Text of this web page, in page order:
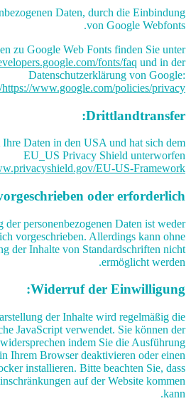
Daten, durch die Einbindung
von Google Webfonts.
zu Google Web Fonts finden Sie unter
fonts/faq und in der
Datenschutzerklärung von Google:
https://www.google.com/policies/privacy/.
Drittlandtransfer:
Daten in den USA und hat sich dem
EU_US Privacy Shield unterworfen
EU-US-Framework.
oder erforderlich:
der personenbezogenen Daten ist weder
vorgeschrieben. Allerdings kann ohne
der Inhalte von Standardschriften nicht
ermöglicht werden.
Widerruf der Einwilligung:
der Inhalte wird regelmäßig die
JavaScript verwendet. Sie können der
indem Sie die Ausführung
Ihrem Browser deaktivieren oder einen
installieren. Bitte beachten Sie, dass
auf der Website kommen
kann.